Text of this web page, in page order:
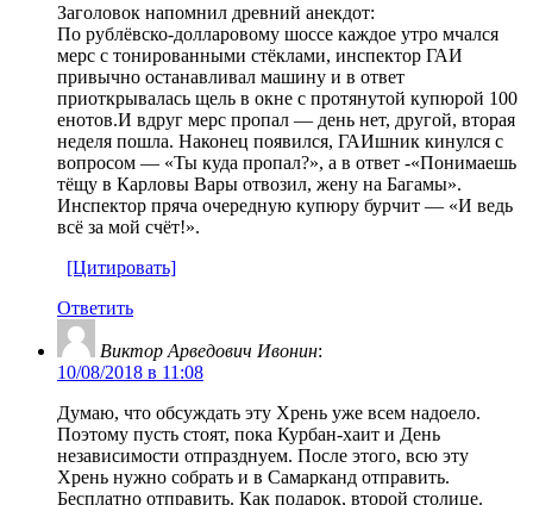
Заголовок напомнил древний анекдот:
По рублёвско-долларовому шоссе каждое утро мчался
мерс с тонированными стёклами, инспектор ГАИ
привычно останавливал машину и в ответ
приоткрывалась щель в окне с протянутой купюрой 100
енотов.И вдруг мерс пропал — день нет, другой, вторая
неделя пошла. Наконец появился, ГАИшник кинулся с
вопросом — «Ты куда пропал?», а в ответ -«Понимаешь
тёщу в Карловы Вары отвозил, жену на Багамы».
Инспектор пряча очередную купюру бурчит — «И ведь
всё за мой счёт!».
[Цитировать]
Ответить
Виктор Арведович Ивонин:
10/08/2018 в 11:08
Думаю, что обсуждать эту Хрень уже всем надоело.
Поэтому пусть стоят, пока Курбан-хаит и День
независимости отпразднуем. После этого, всю эту
Хрень нужно собрать и в Самарканд отправить.
Бесплатно отправить. Как подарок, второй столице.